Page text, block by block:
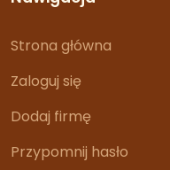
Strona główna
Zaloguj się
Dodaj firmę
Przypomnij hasło